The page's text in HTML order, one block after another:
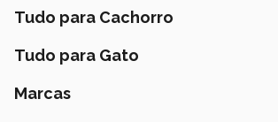
Prazos de Entrega
Fale Conosco
Banho e Tosa
Peça pelo Delivery
Assinatura Polipet
Tudo para Cachorro
Ração
Tudo para Gato
Ração
Marcas